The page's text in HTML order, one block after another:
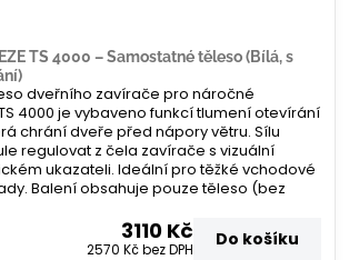
TS 4000 – Samostatné těleso (Bílá, s
dveřního zavírače pro náročné
4000 je vybaveno funkcí tlumení otevírání
chrání dveře před nápory větru. Sílu
regulovat z čela zavírače s vizuální
ukazateli. Ideální pro těžké vchodové
Balení obsahuje pouze těleso (bez
3110 Kč
2570 Kčbez DPH Do košíku